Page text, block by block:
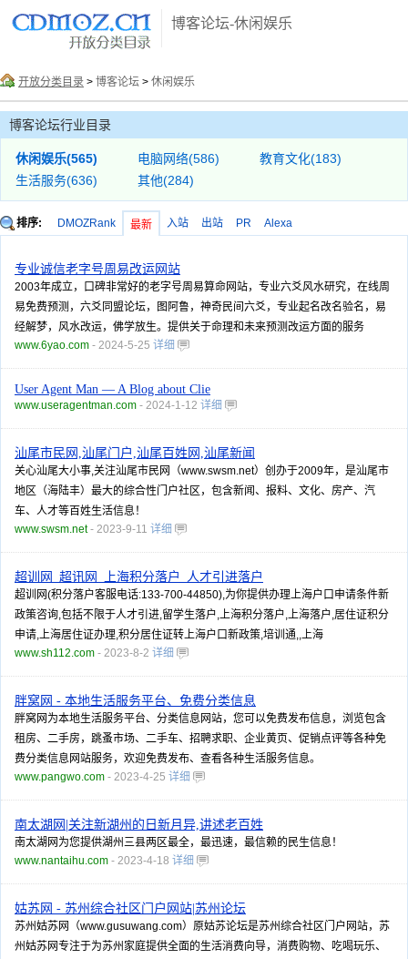
博客论坛-休闲娱乐
开放分类目录 > 博客论坛 > 休闲娱乐
博客论坛行业目录
休闲娱乐(565) 电脑网络(586)
教育文化(183)
生活服务(636)
其他(284)
排序: DMOZRank 最新 入站 出站 PR Alexa
专业诚信老字号周易改运网站
2003年成立，口碑非常好的老字号周易算命网站，专业六爻风水研究，在线周
易免费预测，六爻同盟论坛，图阿鲁，神奇民间六爻，专业起名改名验名，易
经解梦，风水改运，佛学放生。提供关于命理和未来预测改运方面的服务
www.6yao.com - 2024-5-25 详细
User Agent Man — A Blog about Clie
www.useragentman.com - 2024-1-12 详细
汕尾市民网,汕尾门户,汕尾百姓网,汕尾新闻
关心汕尾大小事,关注汕尾市民网（www.swsm.net）创办于2009年，是汕尾市
地区（海陆丰）最大的综合性门户社区，包含新闻、报料、文化、房产、汽
车、人才等百姓生活信息！
www.swsm.net- 2023-9-11 详细
超训网_超讯网_上海积分落户_人才引进落户
超训网(积分落户客服电话:133-700-44850),为你提供办理上海户口申请条件新
政策咨询,包括不限于人才引进,留学生落户,上海积分落户,上海落户,居住证积分
申请,上海居住证办理,积分居住证转上海户口新政策,培训通,,上海
www.sh112.com - 2023-8-2 详细
胖窝网 - 本地生活服务平台、免费分类信息
胖窝网为本地生活服务平台、分类信息网站，您可以免费发布信息，浏览包含
租房、二手房，跳蚤市场、二手车、招聘求职、企业黄页、促销点评等各种免
费分类信息网站服务，欢迎免费发布、查看各种生活服务信息。
www.pangwo.com - 2023-4-25 详细
南太湖网|关注新湖州的日新月异,讲述老百姓
南太湖网为您提供湖州三县两区最全，最迅速，最信赖的民生信息！
www.nantaihu.com - 2023-4-18 详细
姑苏网 - 苏州综合社区门户网站|苏州论坛
苏州姑苏网（www.gusuwang.com）原姑苏论坛是苏州综合社区门户网站，苏
州姑苏网专注于为苏州家庭提供全面的生活消费向导，消费购物、吃喝玩乐、